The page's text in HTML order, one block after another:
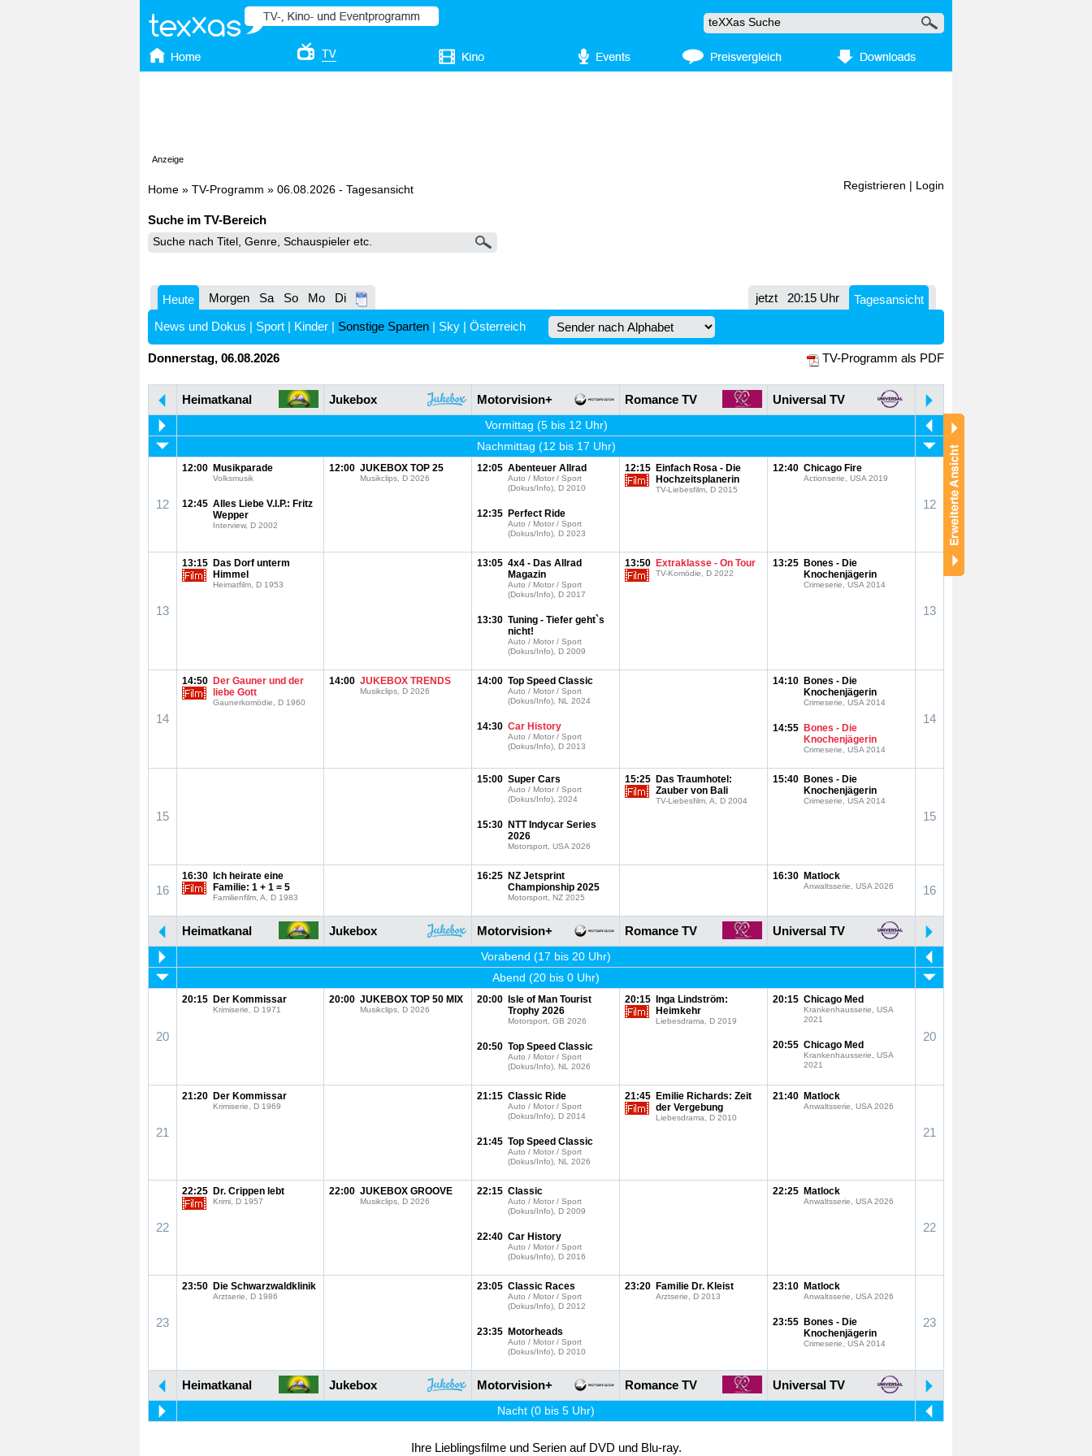
Anzeige
Home » TV-Programm » 06.08.2026 - Tagesansicht Registrieren Login
Suche im TV-Bereich
Heute Morgen Sa So Mo Di jetzt 20:15 Uhr
Tagesansicht
News und Dokus | Sport | Kinder | Sonstige Sparten | Sky | Österreich
Donnerstag, 06.08.2026 TV-Programm als PDF
Heimatkanal Jukebox Motorvision+ Romance TV Universal TV
Vormittag (5 bis 12 Uhr)
Nachmittag (12 bis 17 Uhr)
12
12:00 Musikparade
Volksmusik
12:45 Alles Liebe V.I.P.: Fritz
Wepper
Interview, D 2002
12:00 JUKEBOX TOP 25
Musikclips, D 2026
12:05 Abenteuer Allrad
Auto / Motor / Sport
(Dokus/Info), D 2010
12:35 Perfect Ride
Auto / Motor / Sport
(Dokus/Info), D 2023
12:15 Einfach Rosa - Die
Hochzeitsplanerin
TV-Liebesfilm, D 2015
12:40 Chicago Fire
Actionserie, USA 2019
12
13
13:15 Das Dorf unterm
Himmel
Heimatfilm, D 1953
13:05 4x4 - Das Allrad
Magazin
Auto / Motor / Sport
(Dokus/Info), D 2017
13:30 Tuning - Tiefer geht`s
nicht!
Auto / Motor / Sport
(Dokus/Info), D 2009
13:50 Extraklasse - On Tour
TV-Komödie, D 2022
13:25 Bones - Die
Knochenjägerin
Crimeserie, USA 2014
13
14
14:50 Der Gauner und der
liebe Gott
Gaunerkomödie, D 1960
14:00 JUKEBOX TRENDS
Musikclips, D 2026
14:00 Top Speed Classic
Auto / Motor / Sport
(Dokus/Info), NL 2024
14:30 Car History
Auto / Motor / Sport
(Dokus/Info), D 2013
14:10 Bones - Die
Knochenjägerin
Crimeserie, USA 2014
14:55 Bones - Die
Knochenjägerin
Crimeserie, USA 2014
14
15
15:00 Super Cars
Auto / Motor / Sport
(Dokus/Info), 2024
15:30 NTT Indycar Series
2026
Motorsport, USA 2026
15:25 Das Traumhotel:
Zauber von Bali
TV-Liebesfilm, A, D 2004
15:40 Bones - Die
Knochenjägerin
Crimeserie, USA 2014
15
16
16:30
Ich heirate eine
Familie: 1 + 1 = 5
Familienfilm, A, D 1983
16:25 NZ Jetsprint
Championship 2025
Motorsport, NZ 2025
16:30 Matlock
Anwaltsserie, USA 2026 16
Heimatkanal Jukebox Motorvision+ Romance TV Universal TV
Vorabend (17 bis 20 Uhr)
Abend (20 bis 0 Uhr)
20
20:15 Der Kommissar
Krimiserie, D 1971
20:00 JUKEBOX TOP 50 MIX
Musikclips, D 2026
20:00
Isle of Man Tourist
Trophy 2026
Motorsport, GB 2026
20:50 Top Speed Classic
Auto / Motor / Sport
(Dokus/Info), NL 2026
20:15
Inga Lindström:
Heimkehr
Liebesdrama, D 2019
20:15 Chicago Med
Krankenhausserie, USA
2021
20:55 Chicago Med
Krankenhausserie, USA
2021
20
21
21:20 Der Kommissar
Krimiserie, D 1969
21:15 Classic Ride
Auto / Motor / Sport
(Dokus/Info), D 2014
21:45 Top Speed Classic
Auto / Motor / Sport
(Dokus/Info), NL 2026
21:45 Emilie Richards: Zeit
der Vergebung
Liebesdrama, D 2010
21:40 Matlock
Anwaltsserie, USA 2026
21
22
22:25 Dr. Crippen lebt
Krimi, D 1957
22:00 JUKEBOX GROOVE
Musikclips, D 2026
22:15 Classic
Auto / Motor / Sport
(Dokus/Info), D 2009
22:40 Car History
Auto / Motor / Sport
(Dokus/Info), D 2016
22:25 Matlock
Anwaltsserie, USA 2026
22
23
23:50 Die Schwarzwaldklinik
Arztserie, D 1986
23:05 Classic Races
Auto / Motor / Sport
(Dokus/Info), D 2012
23:35 Motorheads
Auto / Motor / Sport
(Dokus/Info), D 2010
23:20 Familie Dr. Kleist
Arztserie, D 2013
23:10 Matlock
Anwaltsserie, USA 2026
23:55 Bones - Die
Knochenjägerin
Crimeserie, USA 2014
23
Heimatkanal Jukebox Motorvision+ Romance TV Universal TV
Nacht (0 bis 5 Uhr)
Ihre Lieblingsfilme und Serien auf DVD und Blu-ray.